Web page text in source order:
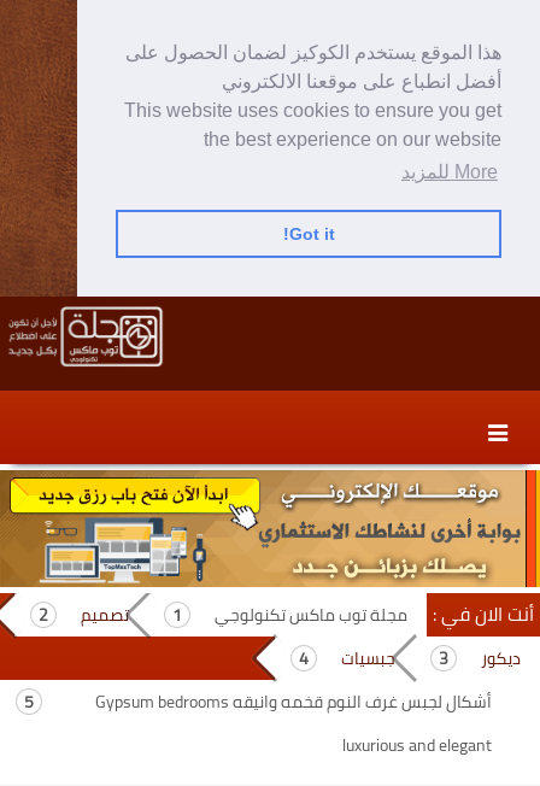
هذا الموقع يستخدم الكوكيز لضمان الحصول على
أفضل انطباع على موقعنا الالكتروني
This website uses cookies to ensure you get
the best experience on our website
More للمزيد
Got it!
content
secondary
content
أنت الان في : مجلة توب ماكس تكنولوجي
تصميم
ديكور
جبسيات
أشكال لجبس غرف النوم قخمه وانيقه Gypsum bedrooms
luxurious and elegant